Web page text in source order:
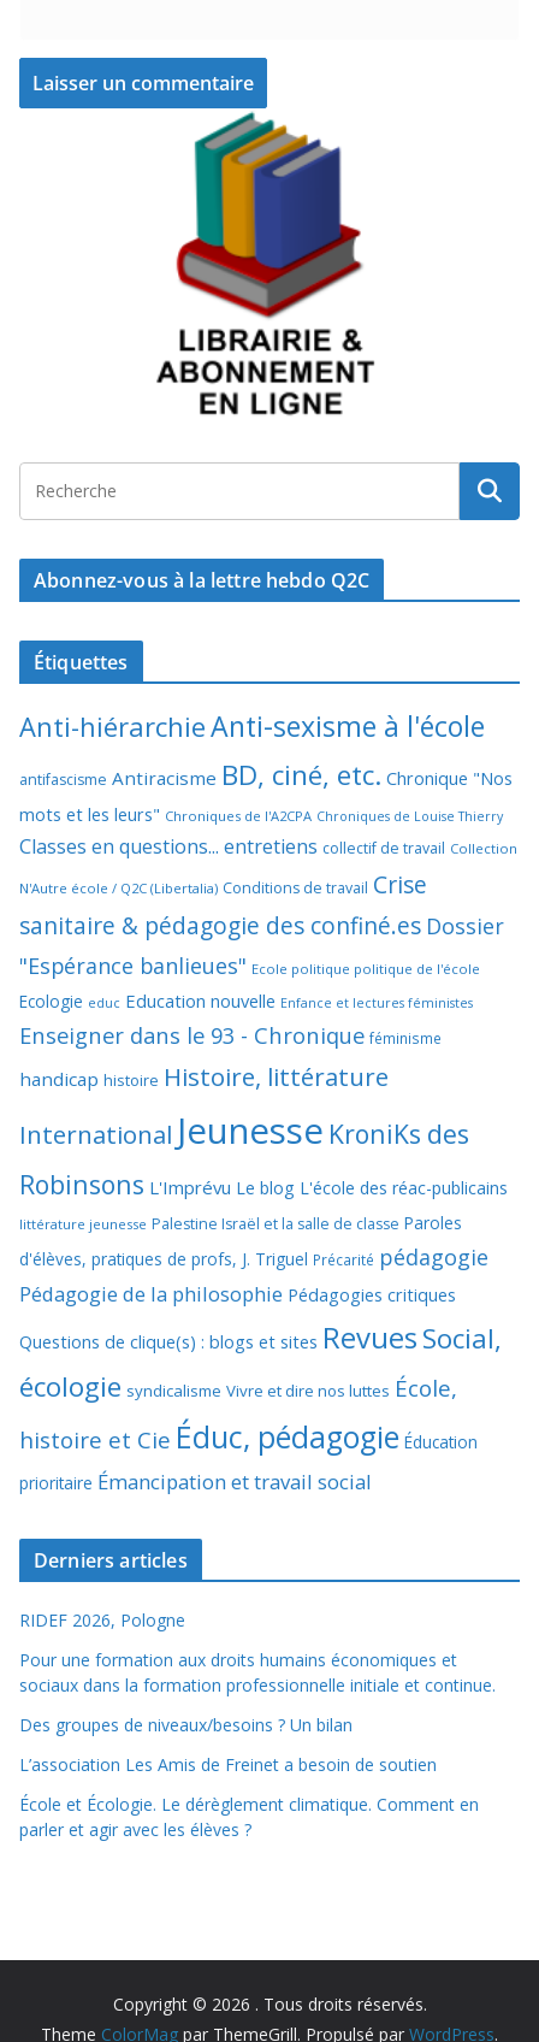
Abonnez-vous à la lettre hebdo Q2C
Étiquettes
Anti-hiérarchieAnti-sexisme à l'école
antifascisme Antiracisme BD, ciné, etc. Chronique "Nos
mots et les leurs" Chroniques de l'A2CPA Chroniques de Louise Thierry
Classes en questions... entretiens collectif de travail Collection
N'Autre école / Q2C (Libertalia) Conditions de travail Crise
sanitaire & pédagogie des confiné.es Dossier
"Espérance banlieues" Ecole politique politique de l'école
Ecologie educ Education nouvelle Enfance et lectures féministes
Enseigner dans le 93 - Chronique féminisme
handicap histoire Histoire, littérature
International Jeunesse KroniKs des
Robinsons L'Imprévu Le blog L'école des réac-publicains
littérature jeunesse Palestine Israël et la salle de classe Paroles
d'élèves, pratiques de profs, J. Triguel Précarité pédagogie
Pédagogie de la philosophie Pédagogies critiques
Questions de clique(s) : blogs et sites RevuesSocial,
écologie syndicalisme Vivre et dire nos luttes École,
histoire et Cie Éduc, pédagogie Éducation
prioritaire Émancipation et travail social
Derniers articles
RIDEF 2026, Pologne
Pour une formation aux droits humains économiques et
sociaux dans la formation professionnelle initiale et continue.
Des groupes de niveaux/besoins ? Un bilan
L’association Les Amis de Freinet a besoin de soutien
École et Écologie. Le dérèglement climatique. Comment en
parler et agir avec les élèves ?
Copyright © 2026 . Tous droits réservés.
Theme ColorMag par ThemeGrill. Propulsé par WordPress.